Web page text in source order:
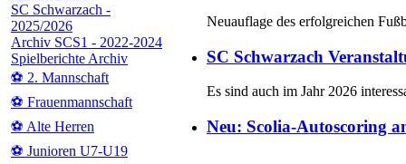
SC Schwarzach -
2025/2026
Archiv SCS1 - 2022-2024
Spielberichte Archiv
⚽ 2. Mannschaft
⚽ Frauenmannschaft
⚽ Alte Herren
⚽ Junioren U7-U19
SC Schwarzach
Es sind auch im Jahr 2026
Neu: Scolia-Autoscoring
Ab sofort trainieren wir beim